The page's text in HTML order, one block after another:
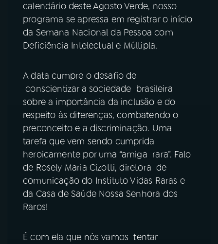
08FESTIVAL DE MÚSICA
ACOMPANHE A RÁDIO NACIONAL
TikTok
calendário deste Agosto Verde, nosso
programa se apressa em registrar o início
da Semana Nacional da Pessoa com
Deficiência Intelectual e Múltipla.
A data cumpre o desafio de
conscientizar a sociedade brasileira
sobre a importância da inclusão e do
respeito às diferenças, combatendo o
preconceito e a discriminação. Uma
tarefa que vem sendo cumprida
heroicamente por uma “amiga rara”. Falo
de Rosely Maria Cizotti, diretora de
comunicação do Instituto Vidas Raras e
da Casa de Saúde Nossa Senhora dos
Raros!
É com ela que nós vamos tentar